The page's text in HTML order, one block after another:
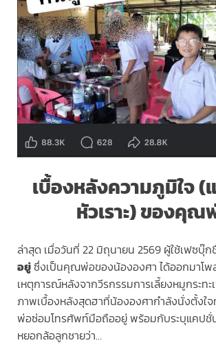
เบื้องหลังความภูมิใจ (
หัวเราะ) ของคุณ
ล่าสุด เมื่อวันที่ 22 มิถุนายน 2569 ผู้ใช้เฟซบุ๊ก
อยู่ซึ่งเป็นคุณพ่อของน้ององศา ได้ออกมาโพ
เหตุการณ์หลังจากวีรกรรมการเลี้ยงหมูกระทะ
ภาพเบื้องหลังสุดฮาที่น้ององศากำลังนั่งตั้งใ
พ่อซ่อมโทรศัพท์มือถืออยู่ พร้อมกับระบุแคปชั่
หยอกล้อลูกชายว่า…